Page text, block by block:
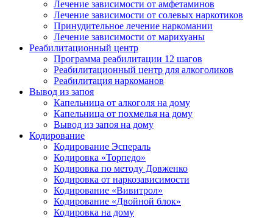
Лечение зависимости от амфетаминов
Лечение зависимости от солевых наркотиков
Принудительное лечение наркомании
Лечение зависимости от марихуаны
Реабилитационный центр
Программа реабилитации 12 шагов
Реабилитационный центр для алкоголиков
Реабилитация наркоманов
Вывод из запоя
Капельница от алкоголя на дому
Капельница от похмелья на дому
Вывод из запоя на дому
Кодирование
Кодирование Эспераль
Кодировка «Торпедо»
Кодировка по методу Довженко
Кодировка от наркозависимости
Кодирование «Вивитрол»
Кодирование «Двойной блок»
Кодировка на дому